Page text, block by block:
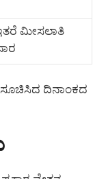
ಮೀಸಲಾತಿ
ದಿನಾಂಕದ